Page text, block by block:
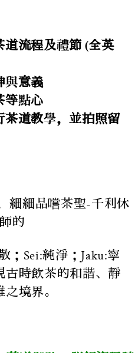
道流程及禮節 (全英
與意義
等點心
茶道教學，並拍照留
細細品嚐茶聖-千利休
的
；Sei:純淨；Jaku:寧
古時飲茶的和諧、靜
境界。